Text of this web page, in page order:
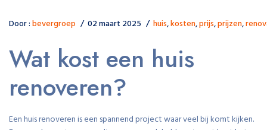
Door :bevergroep 02 maart 2025 huis,kosten,prijs,prijzen,
Wat kost een huis
renoveren?
Een huis renoveren is een spannend project waar veel bij komt kijken.